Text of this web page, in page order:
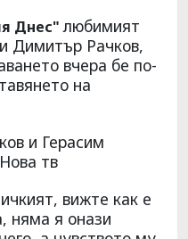
Днес"любимият
Димитър Рачков,
вчера бе по-
на
и Герасим
тв
вижте как е
няма я онази